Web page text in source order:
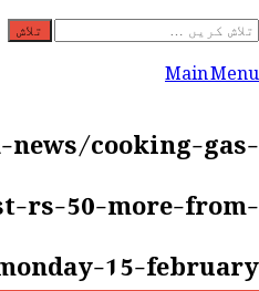
تلاش
کریں
Main Menu
cooking-gas-
rs-50-more-from-
15-february